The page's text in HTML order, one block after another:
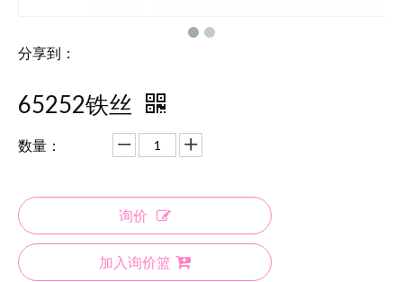
分享到：
65252铁丝
数量：
询价
加入询价篮